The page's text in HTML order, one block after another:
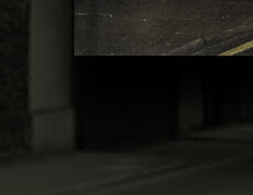
wir
kontakt